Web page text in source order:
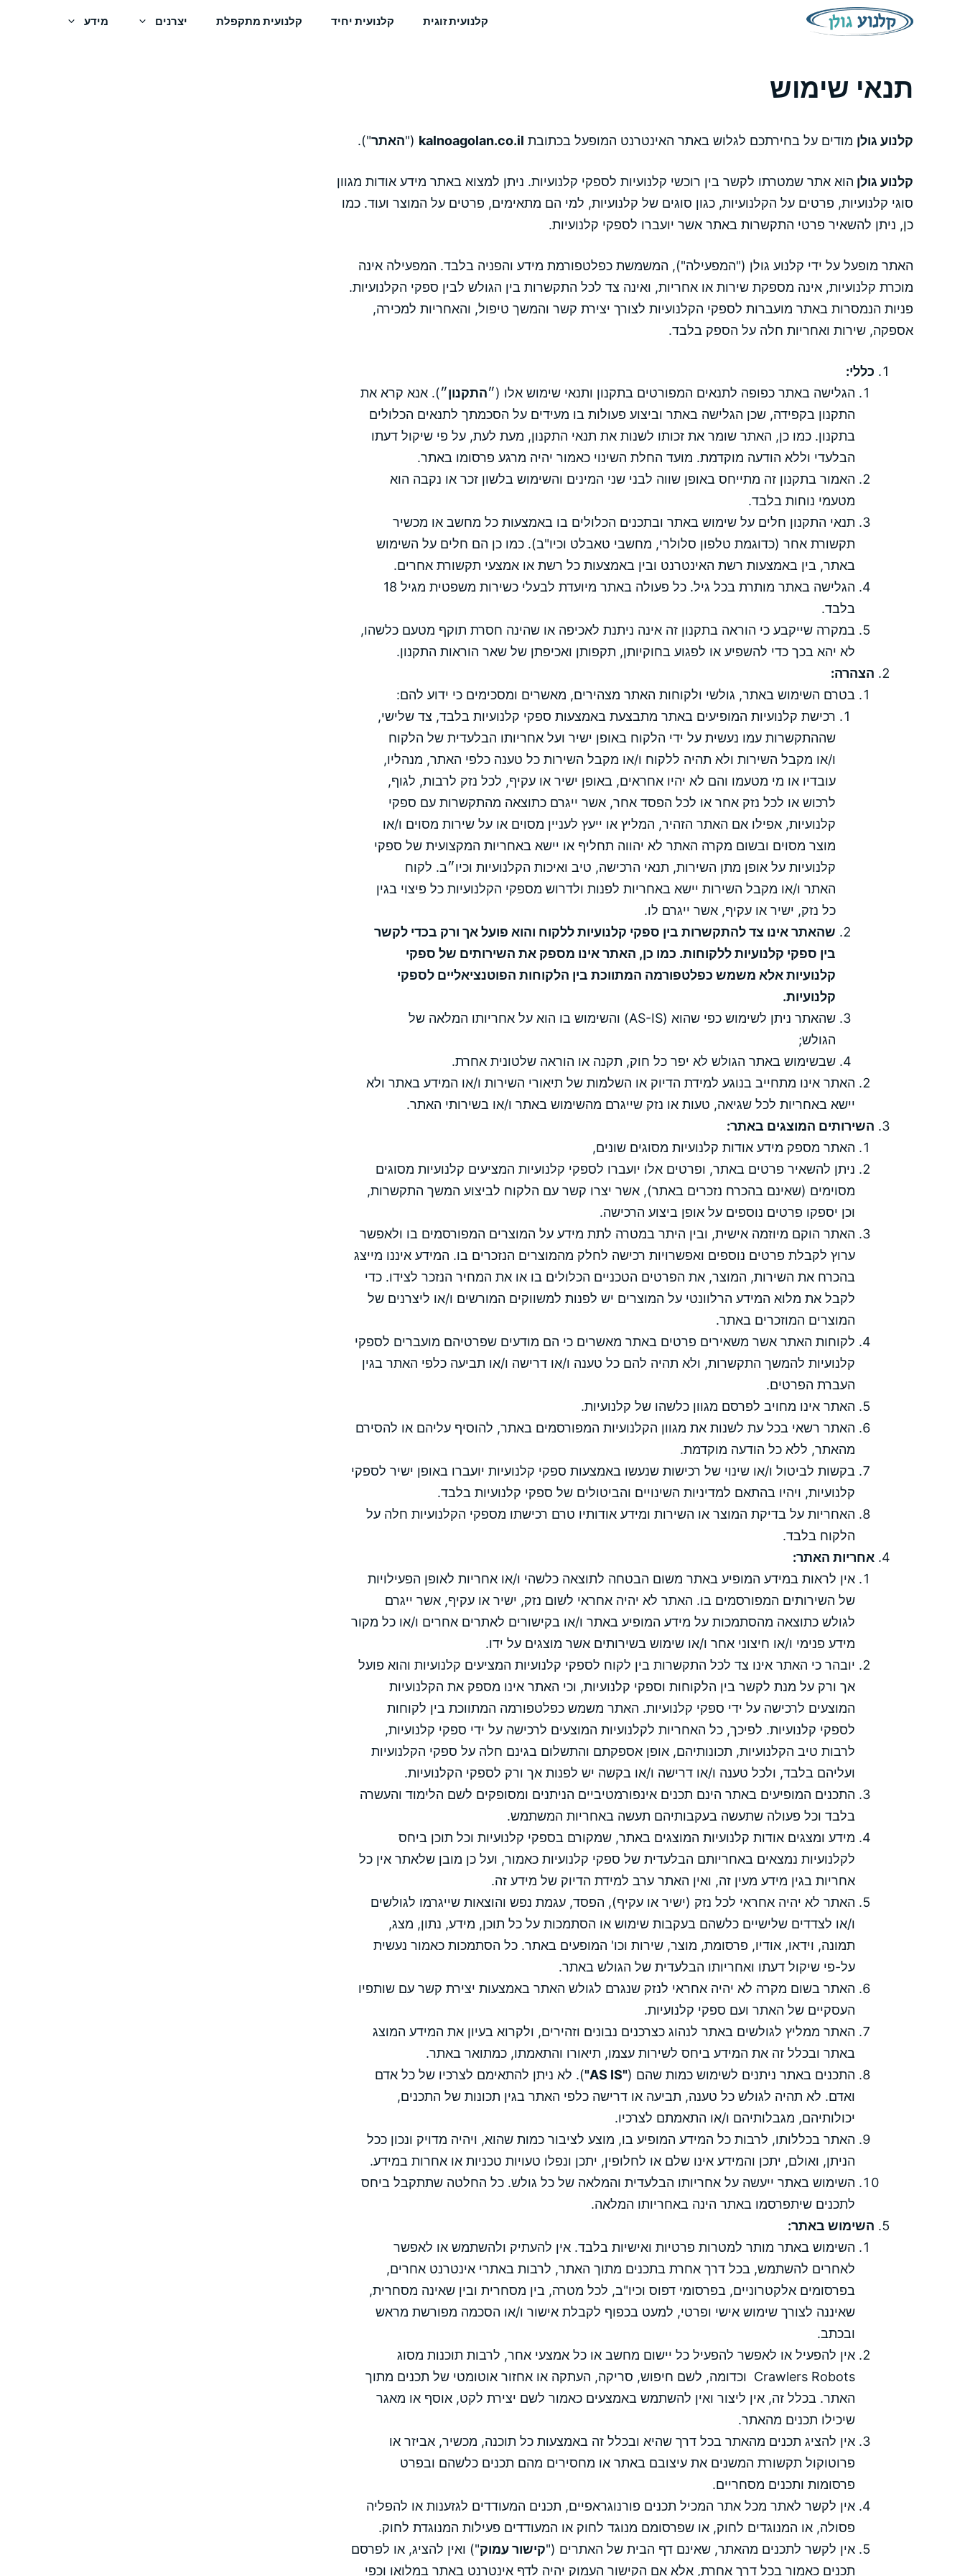
קלנועית זוגית קלנועית יחיד קלנועית מתקפלת יצרנים מידע
תנאי שימוש
קלנוע גולן מודים על בחירתכם לגלוש באתר האינטרנט המופעל בכתובת kalnoagolan.co.il
("האתר").
קלנוע גולן הוא אתר שמטרתו לקשר בין רוכשי קלנועיות לספקי קלנועיות. ניתן למצוא באתר מידע אודות מגוון
סוגי קלנועיות, פרטים על הקלנועיות, כגון סוגים של קלנועיות, למי הם מתאימים, פרטים על המוצר ועוד. כמו
כן, ניתן להשאיר פרטי התקשרות באתר אשר יועברו לספקי קלנועיות.
האתר מופעל על ידי קלנוע גולן ("המפעילה"), המשמשת כפלטפורמת מידע והפניה בלבד. המפעילה אינה
מוכרת קלנועיות, אינה מספקת שירות או אחריות, ואינה צד לכל התקשרות בין הגולש לבין ספקי הקלנועיות.
פניות הנמסרות באתר מועברות לספקי הקלנועיות לצורך יצירת קשר והמשך טיפול, והאחריות למכירה,
אספקה, שירות ואחריות חלה על הספק בלבד.
כללי:
הגלישה באתר כפופה לתנאים המפורטים בתקנון ותנאי שימוש אלו (״התקנון״). אנא קרא את
התקנון בקפידה, שכן הגלישה באתר וביצוע פעולות בו מעידים על הסכמתך לתנאים הכלולים
בתקנון. כמו כן, האתר שומר את זכותו לשנות את תנאי התקנון, מעת לעת, על פי שיקול דעתו
הבלעדי וללא הודעה מוקדמת. מועד החלת השינוי כאמור יהיה מרגע פרסומו באתר.
האמור בתקנון זה מתייחס באופן שווה לבני שני המינים והשימוש בלשון זכר או נקבה הוא
מטעמי נוחות בלבד.
תנאי התקנון חלים על שימוש באתר ובתכנים הכלולים בו באמצעות כל מחשב או מכשיר
תקשורת אחר (כדוגמת טלפון סלולרי, מחשבי טאבלט וכיו"ב). כמו כן הם חלים על השימוש
באתר, בין באמצעות רשת האינטרנט ובין באמצעות כל רשת או אמצעי תקשורת אחרים.
הגלישה באתר מותרת בכל גיל. כל פעולה באתר מיועדת לבעלי כשירות משפטית מגיל 18
בלבד.
במקרה שייקבע כי הוראה בתקנון זה אינה ניתנת לאכיפה או שהינה חסרת תוקף מטעם כלשהו,
לא יהא בכך כדי להשפיע או לפגוע בחוקיותן, תקפותן ואכיפתן של שאר הוראות התקנון.
הצהרה:
בטרם השימוש באתר, גולשי ולקוחות האתר מצהירים, מאשרים ומסכימים כי ידוע להם:
רכישת קלנועיות המופיעים באתר מתבצעת באמצעות ספקי קלנועיות בלבד, צד שלישי,
שההתקשרות עמו נעשית על ידי הלקוח באופן ישיר ועל אחריותו הבלעדית של הלקוח
ו/או מקבל השירות ולא תהיה ללקוח ו/או מקבל השירות כל טענה כלפי האתר, מנהליו,
עובדיו או מי מטעמו והם לא יהיו אחראים, באופן ישיר או עקיף, לכל נזק לרבות, לגוף,
לרכוש או לכל נזק אחר או לכל הפסד אחר, אשר ייגרם כתוצאה מהתקשרות עם ספקי
קלנועיות, אפילו אם האתר הזהיר, המליץ או ייעץ לעניין מסוים או על שירות מסוים ו/או
מוצר מסוים ובשום מקרה האתר לא יהווה תחליף או יישא באחריות המקצועית של ספקי
קלנועיות על אופן מתן השירות, תנאי הרכישה, טיב ואיכות הקלנועיות וכיו״ב. לקוח
האתר ו/או מקבל השירות יישא באחריות לפנות ולדרוש מספקי הקלנועיות כל פיצוי בגין
כל נזק, ישיר או עקיף, אשר ייגרם לו.
שהאתר אינו צד להתקשרות בין ספקי קלנועיות ללקוח והוא פועל אך ורק בכדי לקשר
בין ספקי קלנועיות ללקוחות. כמו כן, האתר אינו מספק את השירותים של ספקי
קלנועיות אלא משמש כפלטפורמה המתווכת בין הלקוחות הפוטנציאליים לספקי
קלנועיות.
שהאתר ניתן לשימוש כפי שהוא (AS-IS) והשימוש בו הוא על אחריותו המלאה של
הגולש;
שבשימוש באתר הגולש לא יפר כל חוק, תקנה או הוראה שלטונית אחרת.
האתר אינו מתחייב בנוגע למידת הדיוק או השלמות של תיאורי השירות ו/או המידע באתר ולא
יישא באחריות לכל שגיאה, טעות או נזק שייגרם מהשימוש באתר ו/או בשירותי האתר.
השירותים המוצגים באתר:
האתר מספק מידע אודות קלנועיות מסוגים שונים,
ניתן להשאיר פרטים באתר, ופרטים אלו יועברו לספקי קלנועיות המציעים קלנועיות מסוגים
מסוימים (שאינם בהכרח נזכרים באתר), אשר יצרו קשר עם הלקוח לביצוע המשך התקשרות,
וכן יספקו פרטים נוספים על אופן ביצוע הרכישה.
האתר הוקם מיוזמה אישית, ובין היתר במטרה לתת מידע על המוצרים המפורסמים בו ולאפשר
ערוץ לקבלת פרטים נוספים ואפשרויות רכישה לחלק מהמוצרים הנזכרים בו. המידע איננו מייצג
בהכרח את השירות, המוצר, את הפרטים הטכניים הכלולים בו או את המחיר הנזכר לצידו. כדי
לקבל את מלוא המידע הרלוונטי על המוצרים יש לפנות למשווקים המורשים ו/או ליצרנים של
המוצרים המוזכרים באתר.
לקוחות האתר אשר משאירים פרטים באתר מאשרים כי הם מודעים שפרטיהם מועברים לספקי
קלנועיות להמשך התקשרות, ולא תהיה להם כל טענה ו/או דרישה ו/או תביעה כלפי האתר בגין
העברת הפרטים.
האתר אינו מחויב לפרסם מגוון כלשהו של קלנועיות.
האתר רשאי בכל עת לשנות את מגוון הקלנועיות המפורסמים באתר, להוסיף עליהם או להסירם
מהאתר, ללא כל הודעה מוקדמת.
בקשות לביטול ו/או שינוי של רכישות שנעשו באמצעות ספקי קלנועיות יועברו באופן ישיר לספקי
קלנועיות, ויהיו בהתאם למדיניות השינויים והביטולים של ספקי קלנועיות בלבד.
האחריות על בדיקת המוצר או השירות ומידע אודותיו טרם רכישתו מספקי הקלנועיות חלה על
הלקוח בלבד.
אחריות האתר:
אין לראות במידע המופיע באתר משום הבטחה לתוצאה כלשהי ו/או אחריות לאופן הפעילויות
של השירותים המפורסמים בו. האתר לא יהיה אחראי לשום נזק, ישיר או עקיף, אשר ייגרם
לגולש כתוצאה מהסתמכות על מידע המופיע באתר ו/או בקישורים לאתרים אחרים ו/או כל מקור
מידע פנימי ו/או חיצוני אחר ו/או שימוש בשירותים אשר מוצגים על ידו.
יובהר כי האתר אינו צד לכל התקשרות בין לקוח לספקי קלנועיות המציעים קלנועיות והוא פועל
אך ורק על מנת לקשר בין הלקוחות וספקי קלנועיות, וכי האתר אינו מספק את הקלנועיות
המוצעים לרכישה על ידי ספקי קלנועיות. האתר משמש כפלטפורמה המתווכת בין לקוחות
לספקי קלנועיות. לפיכך, כל האחריות לקלנועיות המוצעים לרכישה על ידי ספקי קלנועיות,
לרבות טיב הקלנועיות, תכונותיהם, אופן אספקתם והתשלום בגינם חלה על ספקי הקלנועיות
ועליהם בלבד, ולכל טענה ו/או דרישה ו/או בקשה יש לפנות אך ורק לספקי הקלנועיות.
התכנים המופיעים באתר הינם תכנים אינפורמטיביים הניתנים ומסופקים לשם הלימוד והעשרה
בלבד וכל פעולה שתעשה בעקבותיהם תעשה באחריות המשתמש.
מידע ומצגים אודות קלנועיות המוצגים באתר, שמקורם בספקי קלנועיות וכל תוכן ביחס
לקלנועיות נמצאים באחריותם הבלעדית של ספקי קלנועיות כאמור, ועל כן מובן שלאתר אין כל
אחריות בגין מידע מעין זה, ואין האתר ערב למידת הדיוק של מידע זה.
האתר לא יהיה אחראי לכל נזק (ישיר או עקיף), הפסד, עגמת נפש והוצאות שייגרמו לגולשים
ו/או לצדדים שלישיים כלשהם בעקבות שימוש או הסתמכות על כל תוכן, מידע, נתון, מצג,
תמונה, וידאו, אודיו, פרסומת, מוצר, שירות וכו' המופעים באתר. כל הסתמכות כאמור נעשית
על-פי שיקול דעתו ואחריותו הבלעדית של הגולש באתר.
האתר בשום מקרה לא יהיה אחראי לנזק שנגרם לגולש האתר באמצעות יצירת קשר עם שותפיו
העסקיים של האתר ועם ספקי קלנועיות.
האתר ממליץ לגולשים באתר לנהוג כצרכנים נבונים וזהירים, ולקרוא בעיון את המידע המוצג
באתר ובכלל זה את המידע ביחס לשירות עצמו, תיאורו והתאמתו, כמתואר באתר.
התכנים באתר ניתנים לשימוש כמות שהם ("AS IS"
). לא ניתן להתאימם לצרכיו של כל אדם
ואדם. לא תהיה לגולש כל טענה, תביעה או דרישה כלפי האתר בגין תכונות של התכנים,
יכולותיהם, מגבלותיהם ו/או התאמתם לצרכיו.
האתר בכללותו, לרבות כל המידע המופיע בו, מוצע לציבור כמות שהוא, ויהיה מדויק ונכון ככל
הניתן, ואולם, יתכן והמידע אינו שלם או לחלופין, יתכן ונפלו טעויות טכניות או אחרות במידע.
השימוש באתר ייעשה על אחריותו הבלעדית והמלאה של כל גולש. כל החלטה שתתקבל ביחס
לתכנים שיתפרסמו באתר הינה באחריותו המלאה.
השימוש באתר:
השימוש באתר מותר למטרות פרטיות ואישיות בלבד. אין להעתיק ולהשתמש או לאפשר
לאחרים להשתמש, בכל דרך אחרת בתכנים מתוך האתר, לרבות באתרי אינטרנט אחרים,
בפרסומים אלקטרוניים, בפרסומי דפוס וכיו"ב, לכל מטרה, בין מסחרית ובין שאינה מסחרית,
שאיננה לצורך שימוש אישי ופרטי, למעט בכפוף לקבלת אישור ו/או הסכמה מפורשת מראש
ובכתב.
אין להפעיל או לאפשר להפעיל כל יישום מחשב או כל אמצעי אחר, לרבות תוכנות מסוג
Crawlers Robots וכדומה, לשם חיפוש, סריקה, העתקה או אחזור אוטומטי של תכנים מתוך
האתר. בכלל זה, אין ליצור ואין להשתמש באמצעים כאמור לשם יצירת לקט, אוסף או מאגר
שיכילו תכנים מהאתר.
אין להציג תכנים מהאתר בכל דרך שהיא ובכלל זה באמצעות כל תוכנה, מכשיר, אביזר או
פרוטוקול תקשורת המשנים את עיצובם באתר או מחסירים מהם תכנים כלשהם ובפרט
פרסומות ותכנים מסחריים.
אין לקשר לאתר מכל אתר המכיל תכנים פורנוגראפיים, תכנים המעודדים לגזענות או להפליה
פסולה, או המנוגדים לחוק, או שפרסומם מנוגד לחוק או המעודדים פעילות המנוגדת לחוק.
אין לקשר לתכנים מהאתר, שאינם דף הבית של האתרים ("קישור עמוק") ואין להציג, או לפרסם
תכנים כאמור בכל דרך אחרת, אלא אם הקישור העמוק יהיה לדף אינטרנט באתר במלואו וכפי